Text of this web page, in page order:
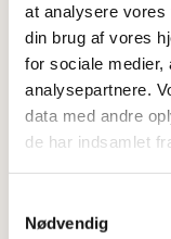
at analysere vores
din brug af vores
for sociale medier,
analysepartnere.
data med andre
de har indsamlet
Nødvendig
litra f)
Nyhedsbrev
Når du melder